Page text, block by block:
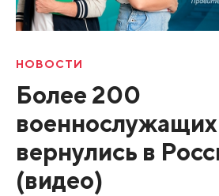
НОВОСТИ
Более 200
военнослужащих
вернулись в
(видео)